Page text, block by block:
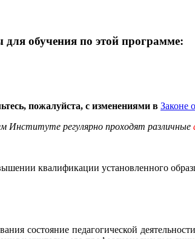
обучения по этой программе:
пожалуйста, с изменениями в Законе
регулярно проходят различные
квалификации установленного
состояние педагогической